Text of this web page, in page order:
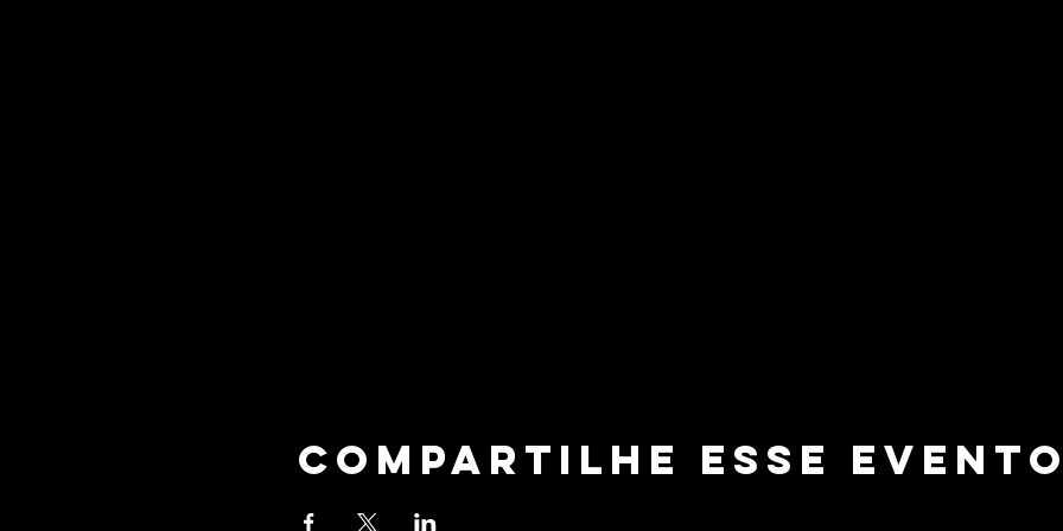
Compartilhe esse